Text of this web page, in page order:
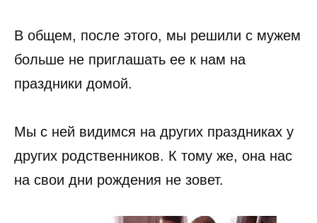
В общем, после этого, мы решили с мужем
больше не приглашать ее к нам на
праздники домой.
Мы с ней видимся на других праздниках у
других родственников. К тому же, она нас
на свои дни рождения не зовет.